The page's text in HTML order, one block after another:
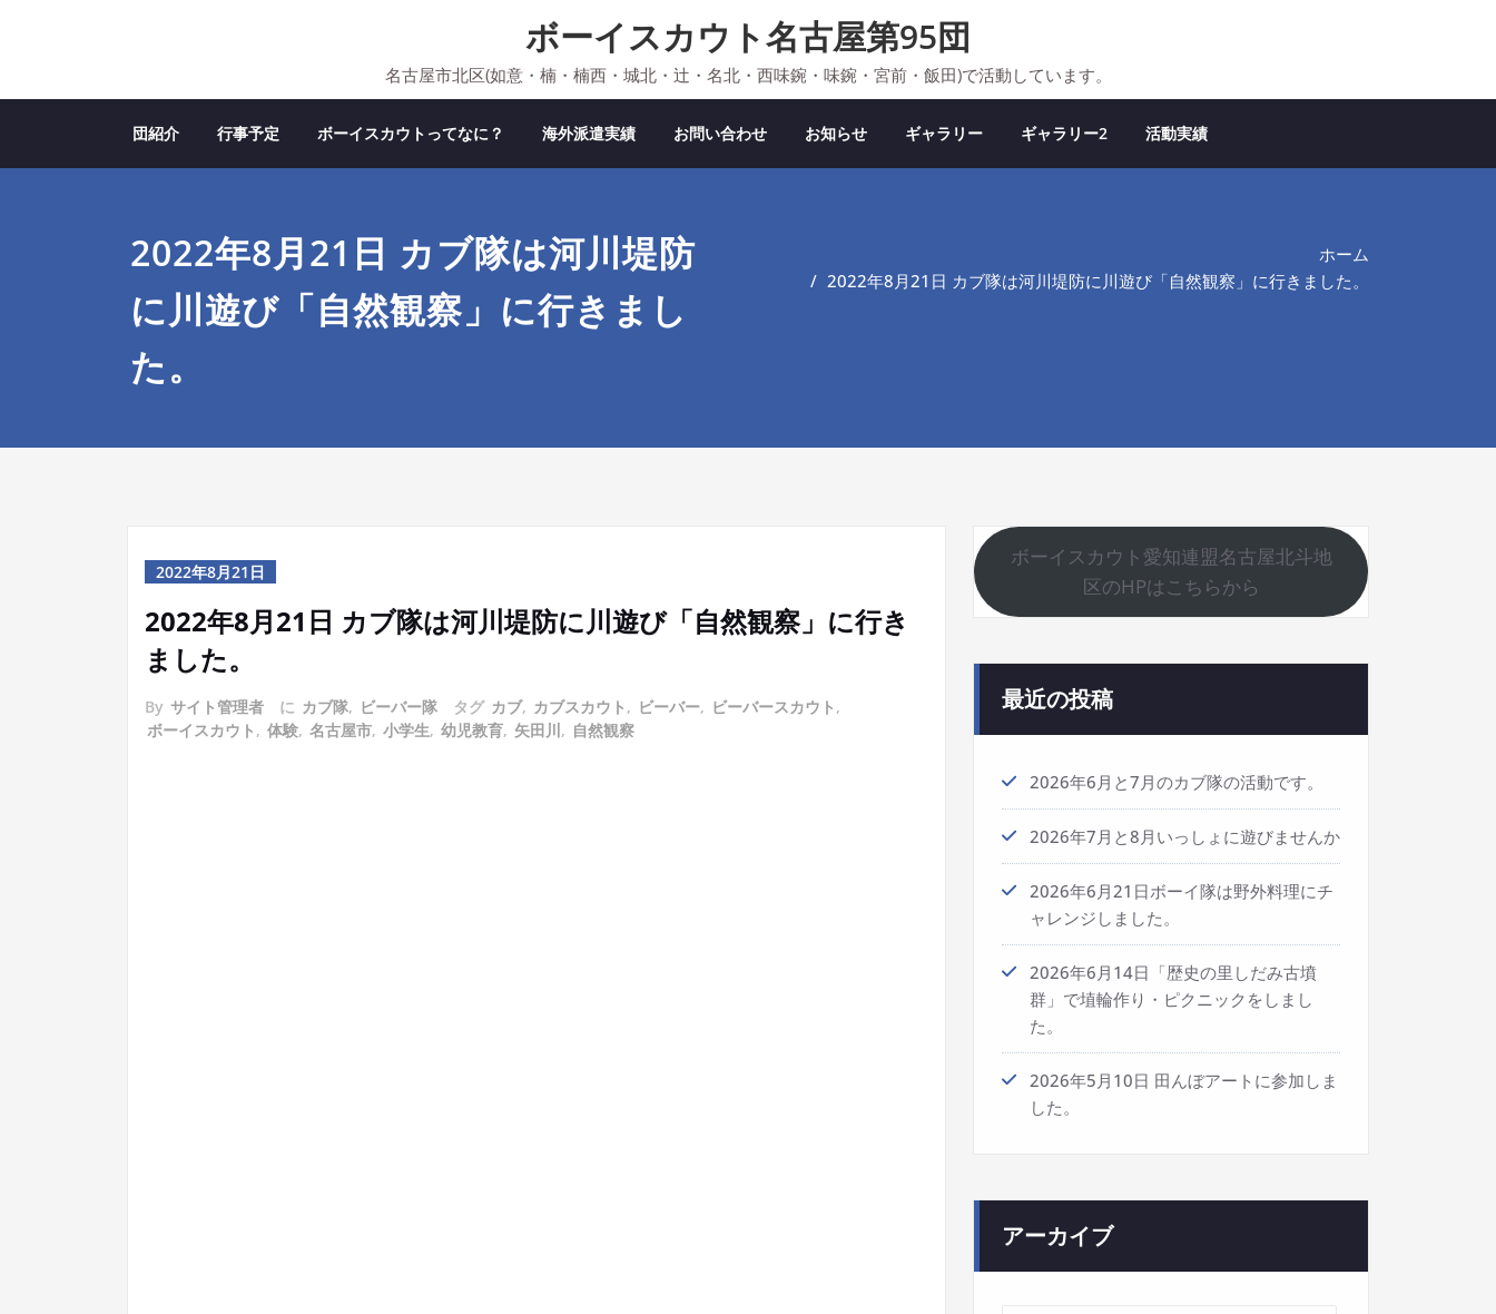
ボーイスカウト名古屋第95団
名古屋市北区(如意・楠・楠西・城北・辻・名北・西味鋺・味鋺・宮前・飯田)で活動しています。
団紹介 行事予定 ボーイスカウトってなに？ 海外派遣実績 お問い合わせ お知らせ ギャラリー ギャラリー2 活動実績
2022年8月21日 カブ隊は河川堤防
に川遊び「自然観察」に行きまし
た。
ホーム
2022年8月21日 カブ隊は河川堤防に川遊び「自然観察」に行きました。
2022年8月21日
2022年8月21日 カブ隊は河川堤防に川遊び「自然観察」に行き
ました。
By サイト管理者 に カブ隊, ビーバー隊 タグ カブ, カブスカウト , ビーバー, ビーバースカウト ,
ボーイスカウト , 体験, 名古屋市, 小学生, 幼児教育, 矢田川, 自然観察
ボーイスカウト愛知連盟名古屋北斗地
区のHPはこちらから
最近の投稿
2026年6月と7月のカブ隊の活動です。
2026年7月と8月いっしょに遊びませんか
2026年6月21日ボーイ隊は野外料理にチ
ャレンジしました。
2026年6月14日「歴史の里しだみ古墳
群」で埴輪作り・ピクニックをしまし
た。
2026年5月10日 田んぼアートに参加しま
した。
アーカイブ